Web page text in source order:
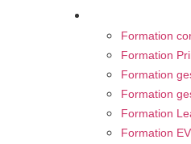
Formation
Formation
Formation
Formation
Formation
Formation